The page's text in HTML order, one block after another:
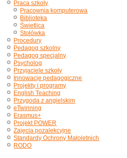
Praca szkoły
Pracownia komputerowa
Biblioteka
Świetlica
Stołówka
Procedury
Pedagog szkolny
Pedagog specjalny
Psycholog
Przyjaciele szkoły
Innowacje pedagogiczne
Projekty i programy
English Teaching
Przygoda z angielskim
eTwinning
Erasmus+
Projekt POWER
Zajęcia pozalekcyjne
Standardy Ochrony Małoletnich
RODO